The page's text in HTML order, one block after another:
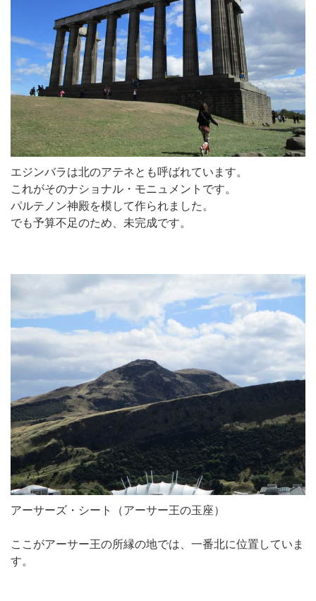
エジンバラは北のアテネとも呼ばれています。
これがそのナショナル・モニュメントです。
パルテノン神殿を模して作られました。
でも予算不足のため、未完成です。
アーサーズ・シート（アーサー王の玉座）
ここがアーサー王の所縁の地では、一番北に位置していま
す。